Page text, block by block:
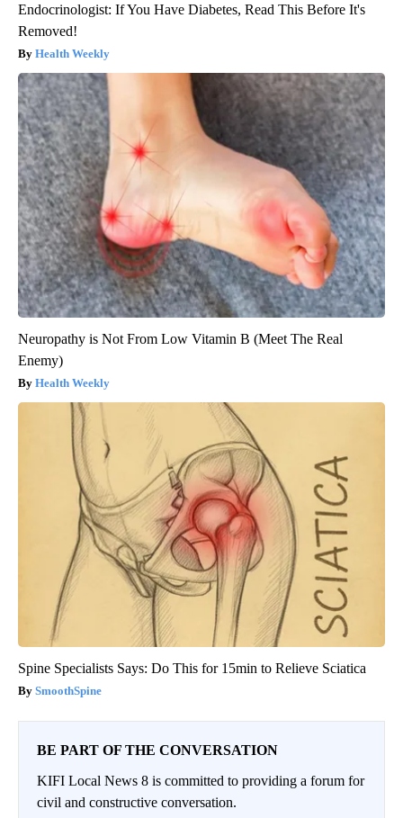
Endocrinologist: If You Have Diabetes, Read This Before It's
Removed!
Health Weekly
Neuropathy is Not From Low Vitamin B (Meet The Real
Enemy)
Health Weekly
Spine Specialists Says: Do This for 15min to Relieve Sciatica
SmoothSpine
BE PART OF THE CONVERSATION
KIFI Local News 8 is committed to providing a forum for
civil and constructive conversation.